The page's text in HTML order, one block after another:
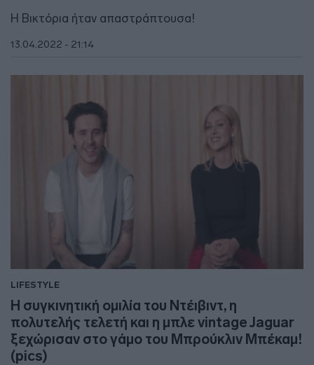
Η Βικτόρια ήταν απαστράπτουσα!
13.04.2022 - 21:14
LIFESTYLE
Η συγκινητική ομιλία του Ντέιβιντ, η
πολυτελής τελετή και η μπλε vintage Jaguar
ξεχώρισαν στο γάμο του Μπρούκλιν Μπέκαμ!
(pics)